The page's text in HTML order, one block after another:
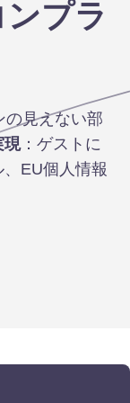
プラ
の見えない部
現：ゲストに
EU個人情報